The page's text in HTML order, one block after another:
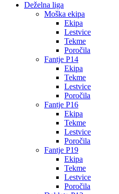
Deželna liga
Moška ekipa
Ekipa
Lestvice
Tekme
Poročila
Fantje P14
Ekipa
Tekme
Lestvice
Poročila
Fantje P16
Ekipa
Tekme
Lestvice
Poročila
Fantje P19
Ekipa
Tekme
Lestvice
Poročila